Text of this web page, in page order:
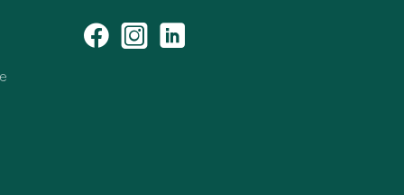
Facebook
Instagram
LinkedIn